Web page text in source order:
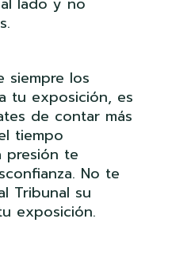
siempre los
tu exposición, es
de contar más
tiempo
presión te
No te
Tribunal su
exposición.